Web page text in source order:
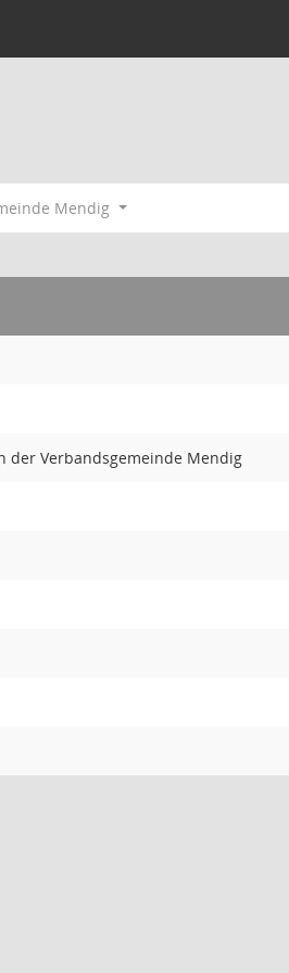
Mendig
der Verbandsgemeinde Mendig